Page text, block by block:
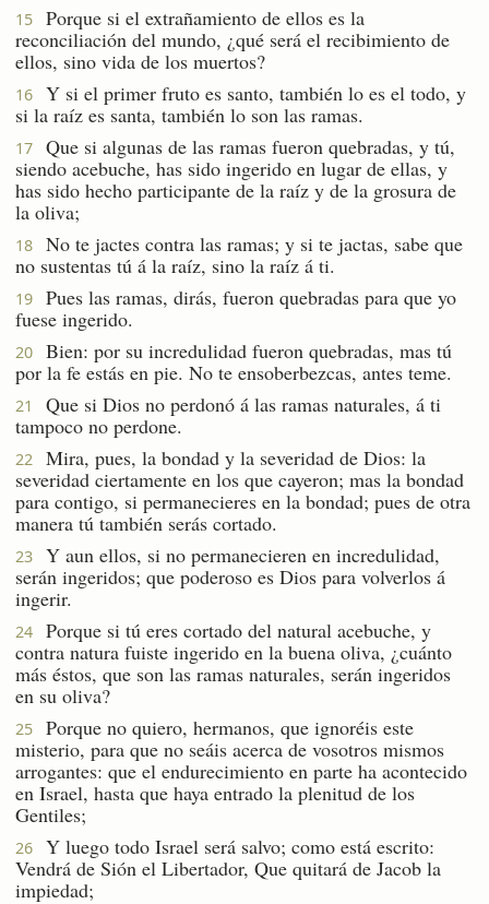
15
Porque si el extrañamiento de ellos es la
reconciliación del mundo, ¿qué será el recibimiento de
ellos, sino vida de los muertos?
16
Y si el primer fruto es santo, también lo es el todo, y
si la raíz es santa, también lo son las ramas.
17
Que si algunas de las ramas fueron quebradas, y tú,
siendo acebuche, has sido ingerido en lugar de ellas, y
has sido hecho participante de la raíz y de la grosura de
la oliva;
18
No te jactes contra las ramas; y si te jactas, sabe que
no sustentas tú á la raíz, sino la raíz á ti.
19
Pues las ramas, dirás, fueron quebradas para que yo
fuese ingerido.
20
Bien: por su incredulidad fueron quebradas, mas tú
por la fe estás en pie. No te ensoberbezcas, antes teme.
21
Que si Dios no perdonó á las ramas naturales, á ti
tampoco no perdone.
22
Mira, pues, la bondad y la severidad de Dios: la
severidad ciertamente en los que cayeron; mas la bondad
para contigo, si permanecieres en la bondad; pues de otra
manera tú también serás cortado.
23
Y aun ellos, si no permanecieren en incredulidad,
serán ingeridos; que poderoso es Dios para volverlos á
ingerir.
24
Porque si tú eres cortado del natural acebuche, y
contra natura fuiste ingerido en la buena oliva, ¿cuánto
más éstos, que son las ramas naturales, serán ingeridos
en su oliva?
25
Porque no quiero, hermanos, que ignoréis este
misterio, para que no seáis acerca de vosotros mismos
arrogantes: que el endurecimiento en parte ha acontecido
en Israel, hasta que haya entrado la plenitud de los
Gentiles;
26
Y luego todo Israel será salvo; como está escrito:
Vendrá de Sión el Libertador, Que quitará de Jacob la
impiedad;